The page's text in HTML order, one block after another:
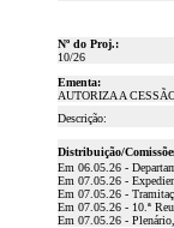
Nº do Proj.:
10/26
Ementa:
AUTORIZA A
Descrição:
Distribuição/
Em 06.05.26 -
Em 07.05.26 -
Em 07.05.26 -
Em 07.05.26 - 10.ª
Em 07.05.26 -